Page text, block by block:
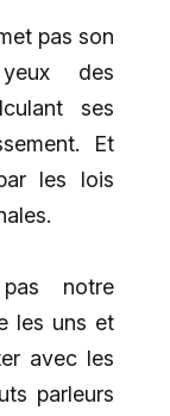
pas son
des
ses
Et
les lois
notre
les uns et
avec les
parleurs